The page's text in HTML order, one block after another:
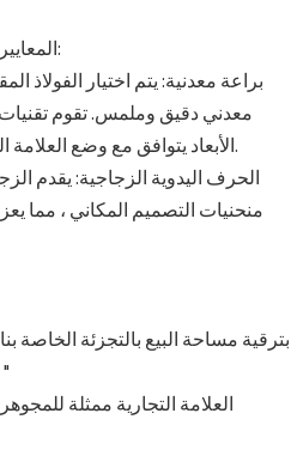
يعرض Luxe المعايير مع النهج الصارم للعلامة التجارية في حرفية المجوهرات ، وتتابع التميز في تصنيع مجلس الوزراء:
براعة معدنية: يتم اختيار الفولاذ
معدني دقيق وملمس. تقوم تقنيات
الأبعاد يتوافق مع وضع العلامة التجارية الراقية. السطح مطلي بطبقة مضادة للأكسدة للحفاظ على مظهر الخزانة الرائع في بيئة البيع بالتجزئة.
الحرف اليدوية الزجاجية: يقدم
منحنيات التصميم المكاني ، مما
يعرض تصميم وخيبة الحرف في حالات العرض بدقة